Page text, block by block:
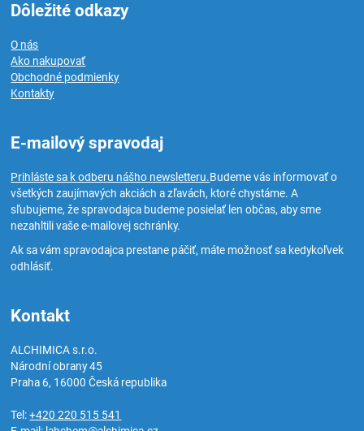
Dôležité odkazy
O nás
Ako nakupovať
Obchodné podmienky
Kontakty
E-mailový spravodaj
Prihláste sa k odberu nášho newsletteru.Budeme vás informovať o
všetkých zaujímavých akciách a zľavách, ktoré chystáme. A
sľubujeme, že spravodajca budeme posielať len občas, aby sme
nezahltili vaše e-mailovej schránky.
Ak sa vám spravodajca prestane páčiť, máte možnosť sa kedykoľvek
odhlásiť.
Kontakt
ALCHIMICA s.r.o.
Národní obrany 45
Praha 6, 16000Česká republika
Tel:+420 220 515 541